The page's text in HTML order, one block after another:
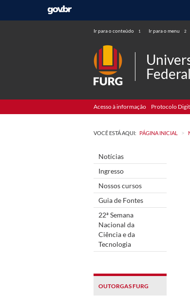
Ir para o conteúdo 1 Ir para o menu 2
Acesso à informação Protocolo
VOCÊ ESTÁ AQUI: PÁGINA INICIAL >
Notícias
Ingresso
Nossos cursos
Guia de Fontes
22ª Semana
Nacional da
Ciência e da
Tecnologia
OUTORGAS FURG